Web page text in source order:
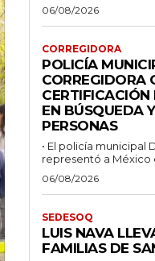
06/08/2026
CORREGIDORA
POLICÍA
CORREGIDORA
EN BÚSQUEDA
PERSONAS
• El policía municipal
representó a México
06/08/2026
SEDESOQ
LUIS NAVA
FAMILIAS DE